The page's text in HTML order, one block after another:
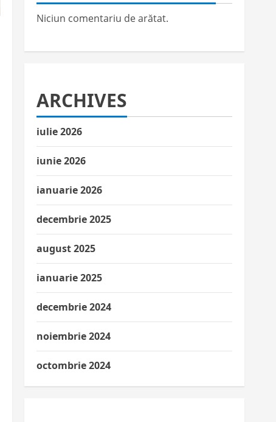
Niciun comentariu de arătat.
ARCHIVES
iulie 2026
iunie 2026
ianuarie 2026
decembrie 2025
august 2025
ianuarie 2025
decembrie 2024
noiembrie 2024
octombrie 2024